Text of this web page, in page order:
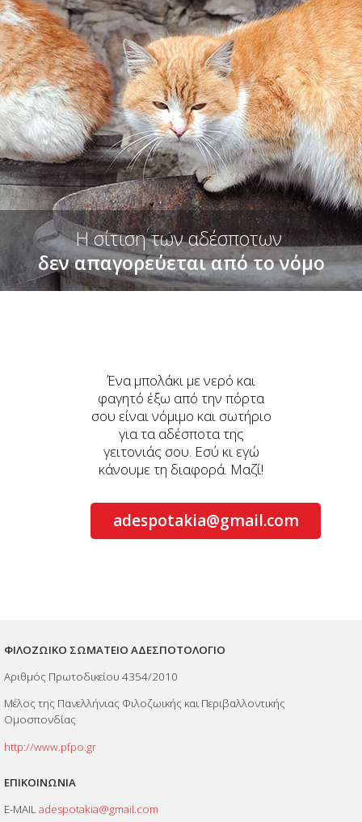
Η σίτιση των αδέσποτων
δεν απαγορεύεται από το νόμο
Ένα μπολάκι με νερό και
φαγητό έξω από την πόρτα
σου είναι νόμιμο και σωτήριο
για τα αδέσποτα της
γειτονιάς σου. Εσύ κι εγώ
κάνουμε τη διαφορά. Μαζί!
adespotakia@gmail.com
ΦΙΛΟΖΩΙΚΟ ΣΩΜΑΤΕΙΟ ΑΔΕΣΠΟΤΟΛΟΓΙΟ
Αριθμός Πρωτοδικείου 4354/2010
Μέλος της Πανελλήνιας Φιλοζωικής και Περιβαλλοντικής
Ομοσπονδίας
http://www.pfpo.gr
ΕΠΙΚΟΙΝΩΝΙΑ
E-MAILadespotakia@gmail.com